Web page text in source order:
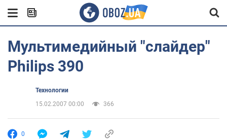
Мультимедийный "слайдер"
Philips 390
Технологии
15.02.2007 00:00
366
0